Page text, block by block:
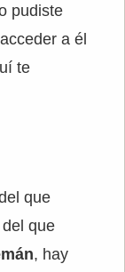
pudiste
a él
te
que
que
, hay